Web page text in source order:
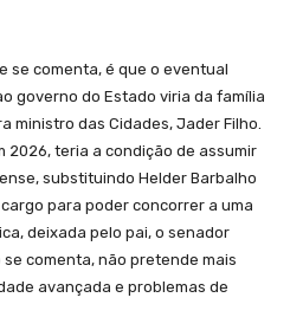
se comenta, é que o eventual
governo do Estado viria da família
ministro das Cidades, Jader Filho.
2026, teria a condição de assumir
substituindo Helder Barbalho
para poder concorrer a uma
deixada pelo pai, o senador
comenta, não pretende mais
avançada e problemas de